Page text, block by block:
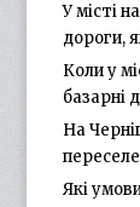
У місті
дороги,
Коли у
базарні
На
Які